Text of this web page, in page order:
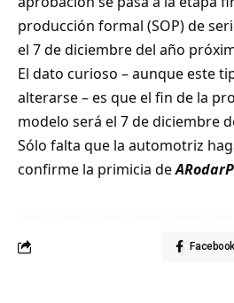
producción formal (SOP) de
el 7 de diciembre del año
El dato curioso – aunque este
alterarse – es que el fin de la
modelo será el 7 de diciembre
Sólo falta que la automotriz
confirme la primicia de
Facebook